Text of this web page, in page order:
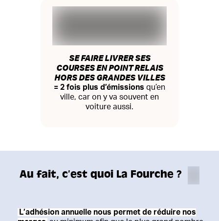
SE FAIRE LIVRER SES
COURSES EN POINT RELAIS
HORS DES GRANDES VILLES
= 2 fois plus d’émissions qu’en
ville, car on y va souvent en
voiture aussi.
Au fait, c’est quoi La Fourche ?
L’adhésion annuelle nous permet de réduire nos